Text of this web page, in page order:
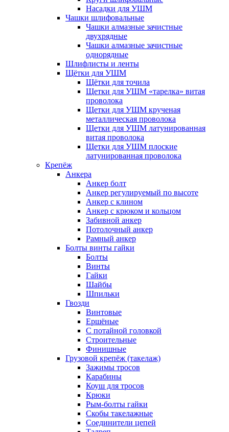
Насадки для УШМ
Чашки шлифовальные
Чашки алмазные зачистные
двухрядные
Чашки алмазные зачистные
однорядные
Шлифлисты и ленты
Щётки для УШМ
Щётки для точила
Щетки для УШМ «тарелка» витая
проволока
Щетки для УШМ крученая
металлическая проволока
Щетки для УШМ латунированная
витая проволока
Щетки для УШМ плоские
латунированная проволока
Крепёж
Анкера
Анкер болт
Анкер регулируемый по высоте
Анкер с клином
Анкер с крюком и кольцом
Забивной анкер
Потолочный анкер
Рамный анкер
Болты винты гайки
Болты
Винты
Гайки
Шайбы
Шпильки
Гвозди
Винтовые
Ершёные
С потайной головкой
Строительные
Финишные
Грузовой крепёж (такелаж)
Зажимы тросов
Карабины
Коуш для тросов
Крюки
Рым-болты гайки
Скобы такелажные
Соединители цепей